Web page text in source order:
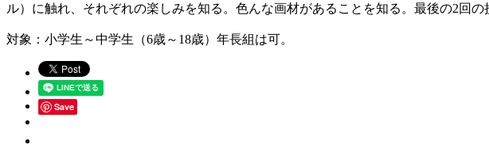
ル）に触れ、それぞれの楽しみを知る。色んな画材があることを知る。最後の2回
対象：小学生～中学生（6歳～18歳）年長組は可。
Save